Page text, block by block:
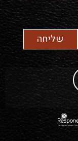
שליחה